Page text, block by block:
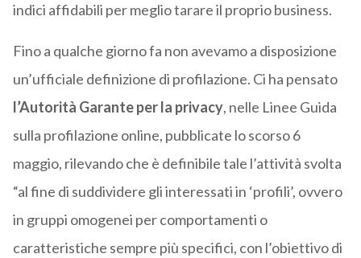
indici affidabili per meglio tarare il proprio business.
Fino a qualche giorno fa non avevamo a disposizione
un’ufficiale definizione di profilazione. Ci ha pensato
l’Autorità Garante per la privacy, nelle Linee Guida
sulla profilazione online, pubblicate lo scorso 6
maggio, rilevando che è definibile tale l’attività svolta
“al fine di suddividere gli interessati in ‘profili’, ovvero
in gruppi omogenei per comportamenti o
caratteristiche sempre più specifici, con l’obiettivo di